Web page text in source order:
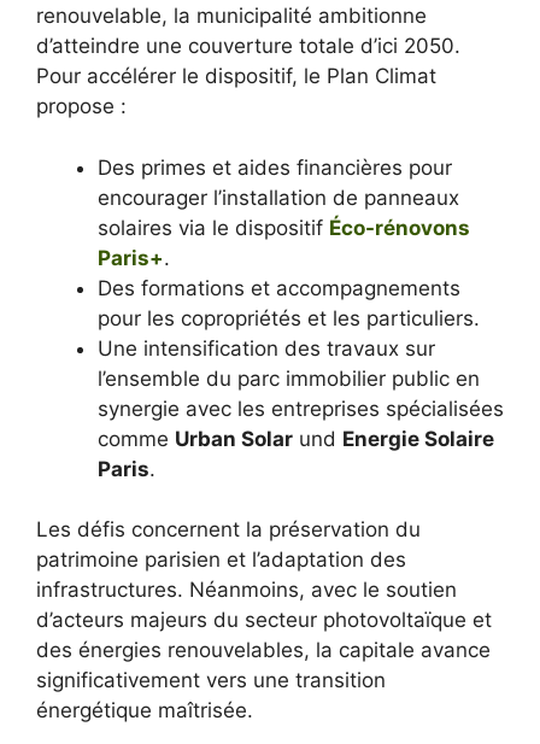
renouvelable, la municipalité ambitionne
d’atteindre une couverture totale d’ici 2050.
Pour accélérer le dispositif, le Plan Climat
propose :
Des primes et aides financières pour
encourager l’installation de panneaux
solaires via le dispositif Éco-rénovons
Paris+.
Des formations et accompagnements
pour les copropriétés et les particuliers.
Une intensification des travaux sur
l’ensemble du parc immobilier public en
synergie avec les entreprises spécialisées
comme Urban Solar und Energie Solaire
Paris.
Les défis concernent la préservation du
patrimoine parisien et l’adaptation des
infrastructures. Néanmoins, avec le soutien
d’acteurs majeurs du secteur photovoltaïque et
des énergies renouvelables, la capitale avance
significativement vers une transition
énergétique maîtrisée.